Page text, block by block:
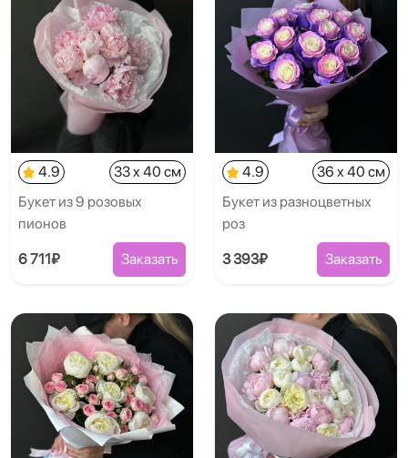
4.9
33 x 40 см
Букет из 9 розовых
пионов
6 711₽ Заказать
4.9
36 x 40 см
Букет из разноцветных
роз
3 393₽ Заказать